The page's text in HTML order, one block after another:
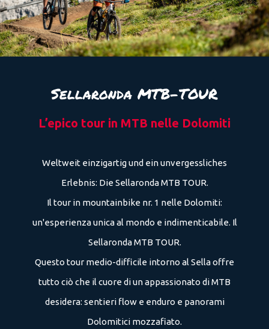
Sellaronda MTB-TOUR
L’epico tour in MTB nelle Dolomiti
Weltweit einzigartig und ein unvergessliches
Erlebnis: Die Sellaronda MTB TOUR.
Il tour in mountainbike nr. 1 nelle Dolomiti:
un'esperienza unica al mondo e indimenticabile. Il
Sellaronda MTB TOUR.
Questo tour medio-difficile intorno al Sella offre
tutto ciò che il cuore di un appassionato di MTB
desidera: sentieri flow e enduro e panorami
Dolomitici mozzafiato.